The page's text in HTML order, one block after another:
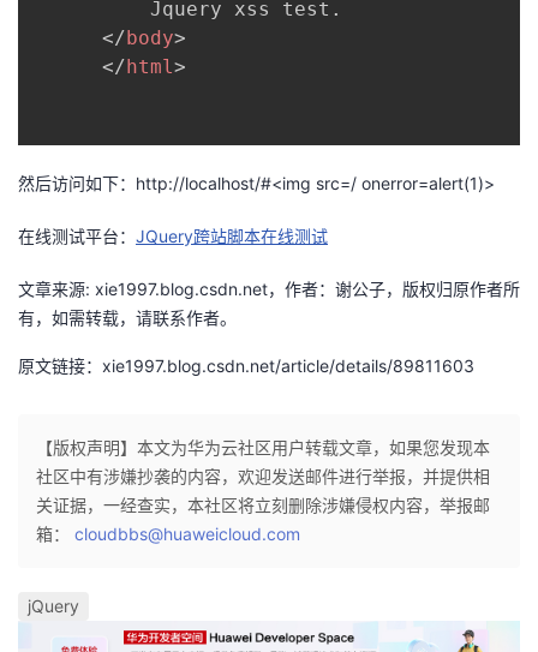
我
的
课
我
的
我
验
收
藏
的
技
术
我
的
云
          Jquery xss test.
</body>
</html>
然后访问如下：http://localhost/#<img src=/ οnerrοr=alert(1)>
在线测试平台： JQuery跨站脚本在线测试
文章来源: xie1997.blog.csdn.net，作者：谢公子，版权归原作者所
有，如需转载，请联系作者。
原文链接：xie1997.blog.csdn.net/article/details/89811603
【版权声明】本文为华为云社区用户转载文章，如果您发现本
社区中有涉嫌抄袭的内容，欢迎发送邮件进行举报，并提供相
关证据，一经查实，本社区将立刻删除涉嫌侵权内容，举报邮
箱： cloudbbs@huaweicloud.com
jQuery